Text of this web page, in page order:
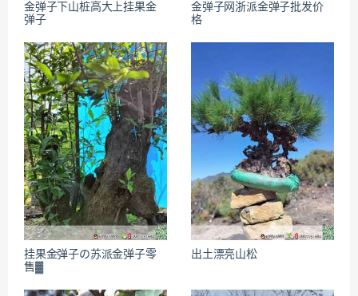
金弹子下山桩高大上挂果金
弹子
金弹子网浙派金弹子批发价
格
挂果金弹子の苏派金弹子零
售▓
出土漂亮山松